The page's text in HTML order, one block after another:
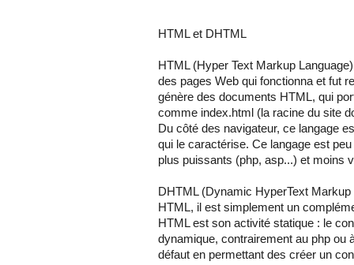
HTML et DHTML
HTML (Hyper Text Markup
des pages Web qui fonctionna et fut
génère des documents HTML, qui
comme index.html (la racine du site
Du côté des navigateur, ce langage
qui le caractérise. Ce langage est
plus puissants (php, asp...) et moins
DHTML (Dynamic HyperText
HTML, il est simplement un
HTML est son activité statique : le
dynamique, contrairement au php ou
défaut en permettant des créer un